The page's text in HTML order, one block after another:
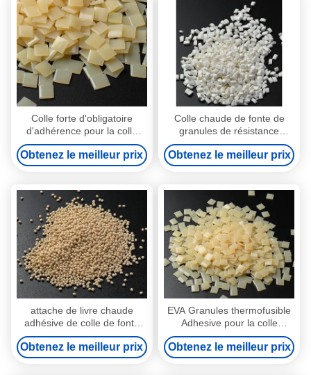
Colle forte d'obligatoire
d'adhérence pour la colle
chaude de papier de fonte
pour l'attache de livre
Obtenez le meilleur prix
Colle chaude de fonte de
granules de résistance
blanche de la température
pour l'adhésif d'obligatoire de
livre
Obtenez le meilleur prix
attache de livre chaude
adhésive de colle de fonte
chaude de la reliure 25kg
9009-54-5
Obtenez le meilleur prix
EVA Granules thermofusible
Adhesive pour la colle
d'épine d'obligatoire de livre
Obtenez le meilleur prix